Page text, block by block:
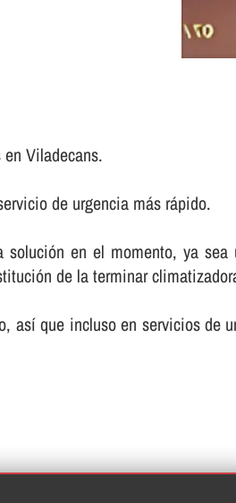
Viladecans.
de urgencia más rápido.
en el momento, ya
de la terminar
así­ que incluso en servicios